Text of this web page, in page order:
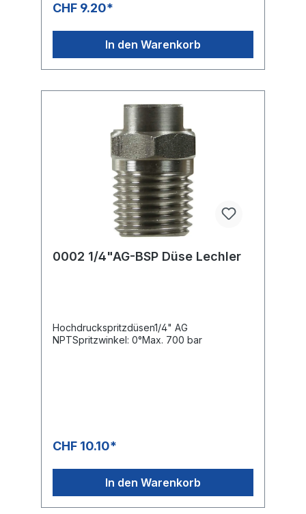
CHF 9.20*
In den Warenkorb
0002 1/4"AG-BSP Düse Lechler
Hochdruckspritzdüsen1/4" AG
NPTSpritzwinkel: 0°Max. 700 bar
CHF 10.10*
In den Warenkorb